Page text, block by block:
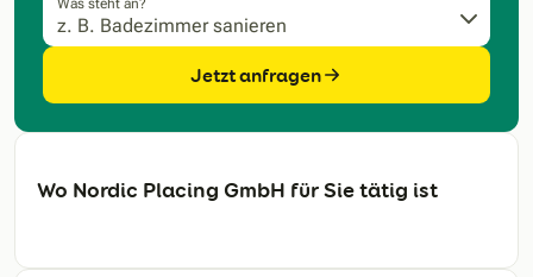
Was steht an?
Jetzt anfragen
Wo Nordic Placing GmbH für Sie tätig ist